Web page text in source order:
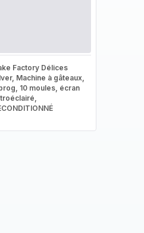
Factory Délices
Machine à gâteaux,
10 moules, écran